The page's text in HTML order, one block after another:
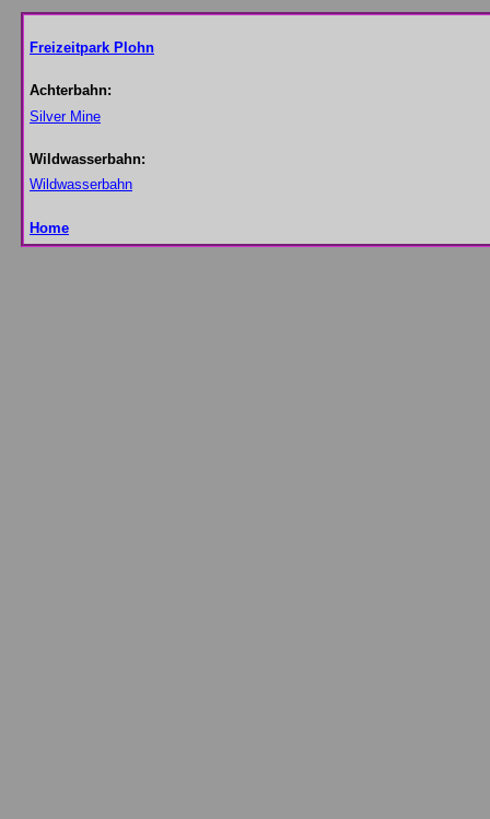
Freizeitpark Plohn
Achterbahn:
Silver Mine
Wildwasserbahn:
Wildwasserbahn
Home